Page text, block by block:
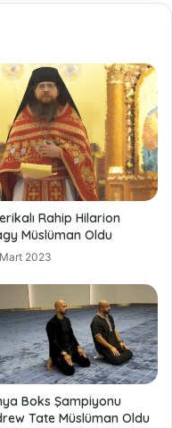
Rahip Hilarion
Müslüman Oldu
2023
Boks Şampiyonu
Tate Müslüman Oldu